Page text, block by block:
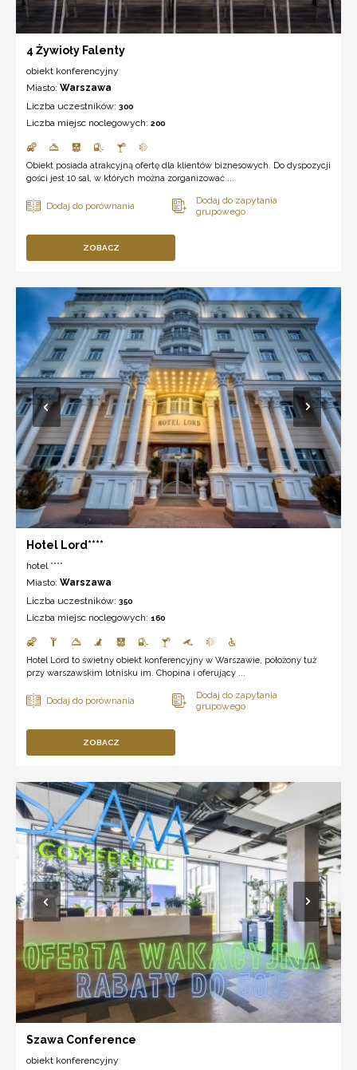
4 Żywioły Falenty
obiekt konferencyjny
Miasto: Warszawa
Liczba uczestników: 300
Liczba miejsc noclegowych: 200
Obiekt posiada atrakcyjną ofertę dla klientów biznesowych. Do dyspozycji
gości jest 10 sal, w których można zorganizować ...
ZOBACZ
Hotel Lord****
hotel ****
Miasto: Warszawa
Liczba uczestników: 350
Liczba miejsc noclegowych: 160
Hotel Lord to świetny obiekt konferencyjny w Warszawie, położony tuż
przy warszawskim lotnisku im. Chopina i oferujący ...
ZOBACZ
Szawa Conference
obiekt konferencyjny